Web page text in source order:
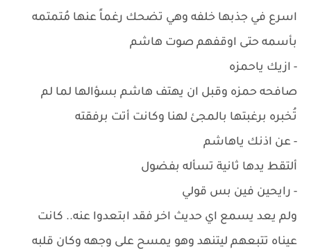
اسرع في جذبها خلفه وهي تضحك رغماً عنها مُتمتمه
بأسمه حتى اوقفهم صوت هاشم
- ازيك ياحمزه
صافحه حمزه وقبل ان يهتف هاشم بسؤالها لما لم
تُخبره برغبتها بالمجئ لهنا وكانت أتت برفقته
- عن اذنك ياهاشم
ألتقط يدها ثانية تسأله بفضول
- رايحين فين بس قولي
ولم يعد يسمع اي حديث اخر فقد ابتعدوا عنه.. كانت
عيناه تتبعهم ليتنهد وهو يمسح على وجهه وكان قلبه